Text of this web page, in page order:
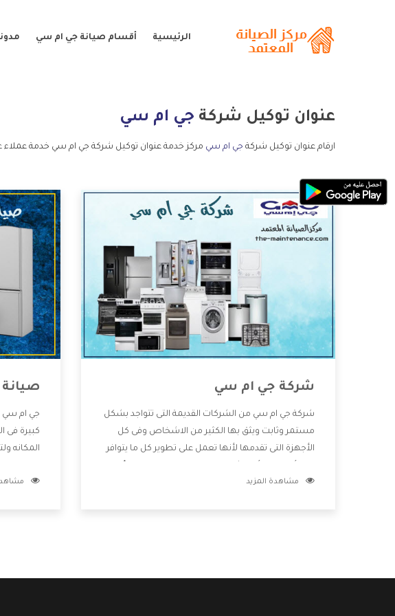
الرئيسية أقسام صيانة جي ام سي
عنوان توكيل شركة جي ام سي
ارقام عنوان توكيل شركة جي ام سي مركز خدمة عنوان توكيل شركة جي ام سي خدمة
شركة جي ام سي
شركة جي ام سي من الشركات القديمة التى تتواجد بشكل
مستمر وثابت ويثق بها الكثير من الاشخاص وفى كل
الأجهزة التى تقدمها لأنها تعمل على تطوير كل ما يتوافر
خدمات ما بعد البيع مع المنتجات وتقدم للعملاء أقوى
مشاهدة المزيد
جي ام سي
كبيرة فى
المكانه
ويستطيع